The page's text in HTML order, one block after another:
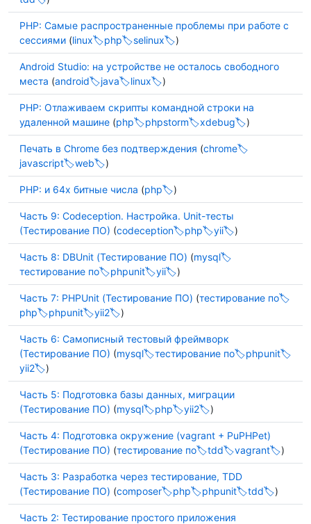
PHP: Самые распространенные проблемы при работе с
сессиями (linux php selinux )
Android Studio: на устройстве не осталось свободного
места (android java linux )
PHP: Отлаживаем скрипты командной строки на
удаленной машине (php phpstorm xdebug )
Печать в Chrome без подтверждения (chrome
javascript
web )
PHP: и 64х битные числа (php )
Часть 9: Codeception. Настройка. Unit-тесты
(Тестирование ПО) (codeception php yii )
Часть 8: DBUnit (Тестирование ПО) (mysql
тестирование по
phpunit yii )
Часть 7: PHPUnit (Тестирование ПО) (тестирование по
php
phpunit yii2 )
Часть 6: Самописный тестовый фреймворк
(Тестирование ПО) (mysql тестирование по
phpunit
yii2
)
Часть 5: Подготовка базы данных, миграции
(Тестирование ПО) (mysql php yii2 )
Часть 4: Подготовка окружение (vagrant + PuPHPet)
(Тестирование ПО) (тестирование по tdd vagrant )
Часть 3: Разработка через тестирование, TDD
(Тестирование ПО) (composer php phpunit tdd )
Часть 2: Тестирование простого приложения